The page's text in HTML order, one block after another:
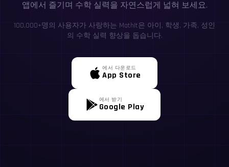
앱에서 즐기며 수학 실력을 자연스럽게 넓혀 보세요.
100,000+명의 사용자가 사랑하는 MathIt은 아이, 학생, 가족, 성인
의 수학 실력 향상을 돕습니다.
에서 다운로드
App Store
에서 받기
Google Play